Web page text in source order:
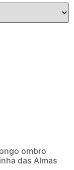
ombro
das Almas